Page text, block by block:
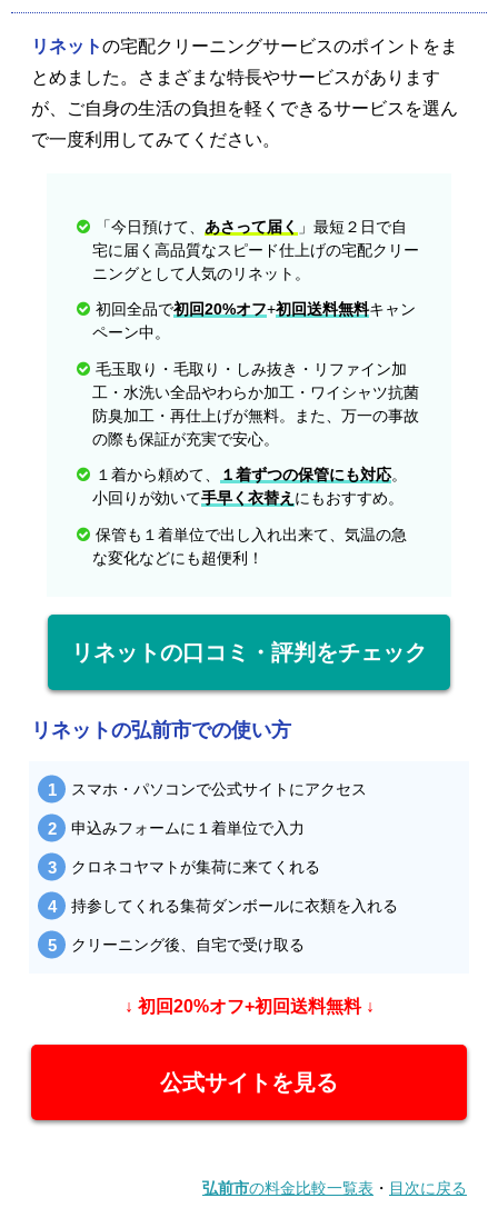
リネットの宅配クリーニングサービスのポイントをま
とめました。さまざまな特長やサービスがあります
が、ご自身の生活の負担を軽くできるサービスを選ん
で一度利用してみてください。
「今日預けて、 あさって届く 」最短２日で自
宅に届く高品質なスピード仕上げの宅配クリー
ニングとして人気のリネット。
初回全品で初回20%オフ+初回送料無料キャン
ペーン中。
毛玉取り・毛取り・しみ抜き・リファイン加
工・水洗い全品やわらか加工・ワイシャツ抗菌
防臭加工・再仕上げが無料。また、万一の事故
の際も保証が充実で安心。
１着から頼めて、 １着ずつの保管にも対応。
小回りが効いて手早く衣替え にもおすすめ。
保管も１着単位で出し入れ出来て、気温の急
な変化などにも超便利！
リネットの口コミ・評判をチェック
リネットの弘前市での使い方
スマホ・パソコンで公式サイトにアクセス
申込みフォームに１着単位で入力
クロネコヤマトが集荷に来てくれる
持参してくれる集荷ダンボールに衣類を入れる
クリーニング後、自宅で受け取る
↓ 初回20%オフ+初回送料無料 ↓
公式サイトを見る
弘前市の料金比較一覧表 ・ 目次に戻る